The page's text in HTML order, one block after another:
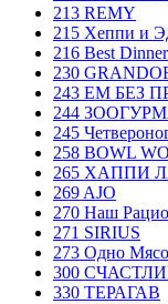
213 REMY
215 Хеппи и
216 Best Dinner
230
243 ЕМ БЕЗ
244
245
258 BOWL
265 ХАППИ
269 AJO
270 Наш
271 SIRIUS
273 Одно Мясо
300
330 ТЕРАГАВ